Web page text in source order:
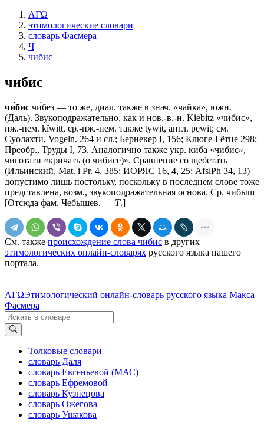
ΛΓΩ
этимологические словари
словарь Фасмера
Ч
чибис
чибис
чи́бис чи́без — то же, диал. также в знач. «чайка», южн.
(Даль). Звукоподражательно, как и нов.-в.-н. Kiebitz «чибис»,
нж.-нем. kîwitt, ср.-нж.-нем. также tywit, англ. pewit; см.
Суолахти, Vogeln. 264 и сл.; Бернекер I, 156; Клюге-Гётце 298;
Преобр., Труды I, 73. Аналогично также укр. ки́ба «чибис»,
чигота́ти «кричать (о чибисе)». Сравнение со щебета́ть
(Ильинский, Маt. i Рr. 4, 385; ИОРЯС 16, 4, 25; AfslPh 34, 13)
допустимо лишь постольку, поскольку в последнем слове тоже
представлена, возм., звукоподражательная основа. Ср. чибыш
[Отсюда фам. Чебышев. — Т.]
См. также происхождение слова чибис в других
этимологических онлайн-словарях русского языка нашего
портала.
ΛΓΩЭтимологический онлайн-словарь русского языка Макса
Фасмера
Толковые словари
словарь Даля
словарь Евгеньевой (МАС)
словарь Ефремовой
словарь Кузнецова
словарь Ожегова
словарь Ушакова